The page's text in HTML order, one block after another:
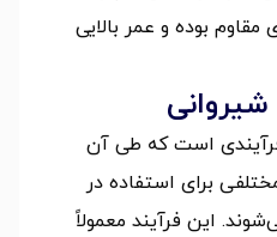
بوده و عمر بالایی
است که طی آن
برای استفاده در
این فرآیند معمولاً